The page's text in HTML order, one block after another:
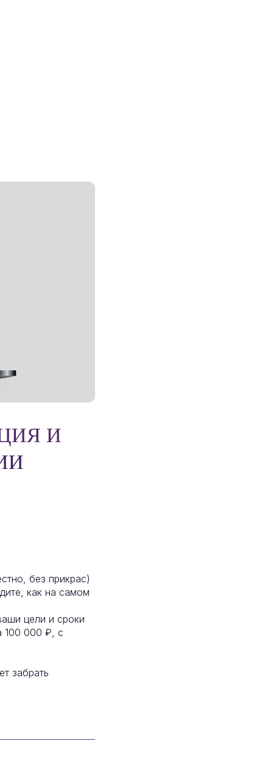
И
без прикрас)
как на самом
цели и сроки
100 000 ₽, с
забрать